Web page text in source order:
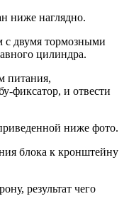
ниже наглядно.
с двумя тормозными
цилиндра.
питания,
фиксатор, и отвести
ниже фото.
блока к кронштейну
результат чего